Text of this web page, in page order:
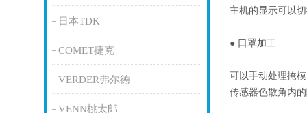
日本TDK
COMET捷克
VERDER弗尔德
VENN桃太郎
主机的显示可以
● 口罩加工
可以手动处理掩
传感器色散角内